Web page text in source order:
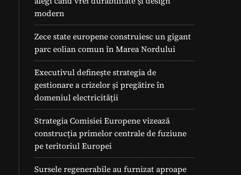
modern
Zece state europene construiesc un gigant
parc eolian comun în Marea Nordului
Executivul definește strategia de
gestionare a crizelor și pregătire în
domeniul electricității
Strategia Comisiei Europene vizează
construcția primelor centrale de fuziune
pe teritoriul Europei
Sursele regenerabile au furnizat aproape